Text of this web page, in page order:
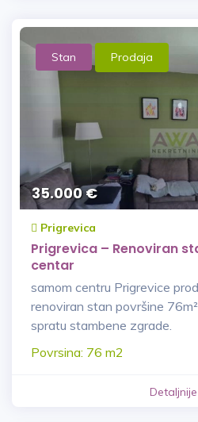
Stan Prodaja
35.000 €
Prigrevica
Prigrevica – Renoviran
centar
samom centru Prigrevice
renoviran stan površine
spratu stambene zgrade.
Povrsina: 76 m2